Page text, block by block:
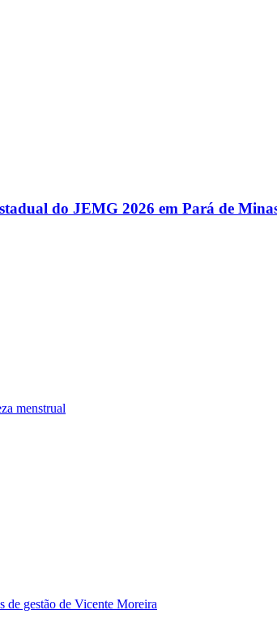
do JEMG 2026 em Pará de
menstrual
de gestão de Vicente Moreira